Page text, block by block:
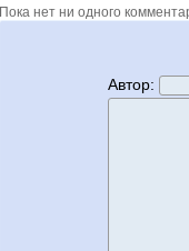
Пока нет ни одного
Автор: